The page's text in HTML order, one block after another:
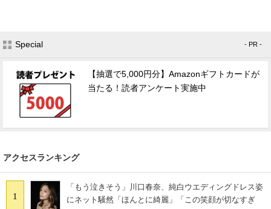
Special - PR -
【抽選で5,000円分】Amazonギフトカードが
当たる！読者アンケート実施中
アクセスランキング
1
「もう泣きそう」川口春奈、純白ウエディングドレス姿
にネット騒然「ほんとに綺麗」「この笑顔が切なすぎ